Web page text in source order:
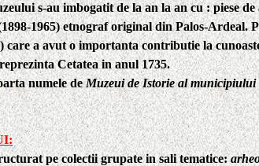
s-au imbogatit de la an la an cu : piese
1965) etnograf original din Palos-
care a avut o importanta contributie la
Cetatea in anul 1735.
numele deMuzeui de Istorie al municipiului
pe colectii grupate in sali tematice: